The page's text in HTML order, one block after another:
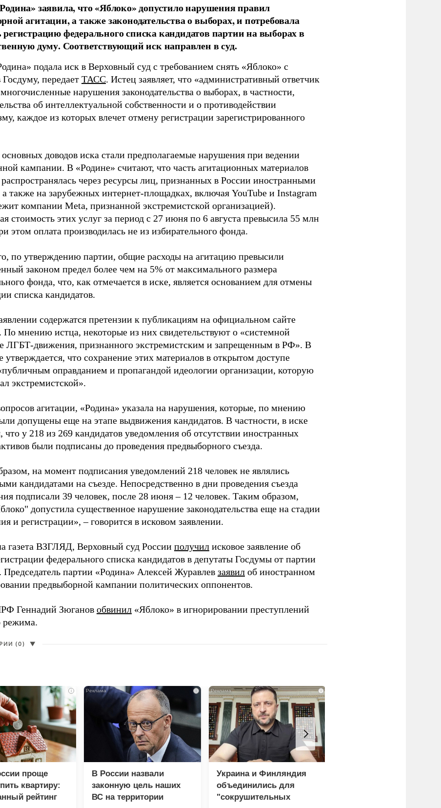
заявила, что «Яблоко» допустило нарушения правил
агитации, а также законодательства о выборах, и потребовала
федерального списка кандидатов партии на выборах в
думу. Соответствующий иск направлен в суд.
подала иск в Верховный суд с требованием снять «Яблоко» с
передает ТАСС. Истец заявляет, что «административный ответчик
нарушения законодательства о выборах, в частности,
об интеллектуальной собственности и о противодействии
каждое из которых влечет отмену регистрации зарегистрированного
доводов иска стали предполагаемые нарушения при ведении
кампании. В «Родине» считают, что часть агитационных материалов
через ресурсы лиц, признанных в России иностранными
а также на зарубежных интернет-площадках, включая YouTube и Instagram
компании Meta, признанной экстремистской организацией).
стоимость этих услуг за период с 27 июня по 6 августа превысила 55 млн
этом оплата производилась не из избирательного фонда.
по утверждению партии, общие расходы на агитацию превысили
законом предел более чем на 5% от максимального размера
фонда, что, как отмечается в иске, является основанием для отмены
списка кандидатов.
содержатся претензии к публикациям на официальном сайте
По мнению истца, некоторые из них свидетельствуют о «системной
ЛГБТ-движения, признанного экстремистским и запрещенным в РФ». В
утверждается, что сохранение этих материалов в открытом доступе
оправданием и пропагандой идеологии организации, которую
экстремистской».
агитации, «Родина» указала на нарушения, которые, по мнению
допущены еще на этапе выдвижения кандидатов. В частности, в иске
что у 218 из 269 кандидатов уведомления об отсутствии иностранных
были подписаны до проведения предвыборного съезда.
на момент подписания уведомлений 218 человек не являлись
кандидатами на съезде. Непосредственно в дни проведения съезда
подписали 39 человек, после 28 июня – 12 человек. Таким образом,
допустила существенное нарушение законодательства еще на стадии
и регистрации», – говорится в исковом заявлении.
газета ВЗГЛЯД, Верховный суд России получил исковое заявление об
федерального списка кандидатов в депутаты Госдумы от партии
Председатель партии «Родина» Алексей Журавлев заявил об иностранном
предвыборной кампании политических оппонентов.
Геннадий Зюганов обвинил «Яблоко» в игнорировании преступлений
режима.
(0) ▼
i
проще
квартиру:
рейтинг
i
В России назвали
законную цель наших
ВС на территории
i
Украина и Финляндия
объединились для
"сокрушительных